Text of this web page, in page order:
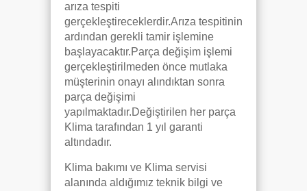
arıza tespiti
gerçekleştireceklerdir.Arıza tespitinin
ardından gerekli tamir işlemine
başlayacaktır.Parça değişim işlemi
gerçekleştirilmeden önce mutlaka
müşterinin onayı alındıktan sonra
parça değişimi
yapılmaktadır.Değiştirilen her parça
Klima tarafından 1 yıl garanti
altındadır.
Klima bakımı ve Klima servisi
alanında aldığımız teknik bilgi ve